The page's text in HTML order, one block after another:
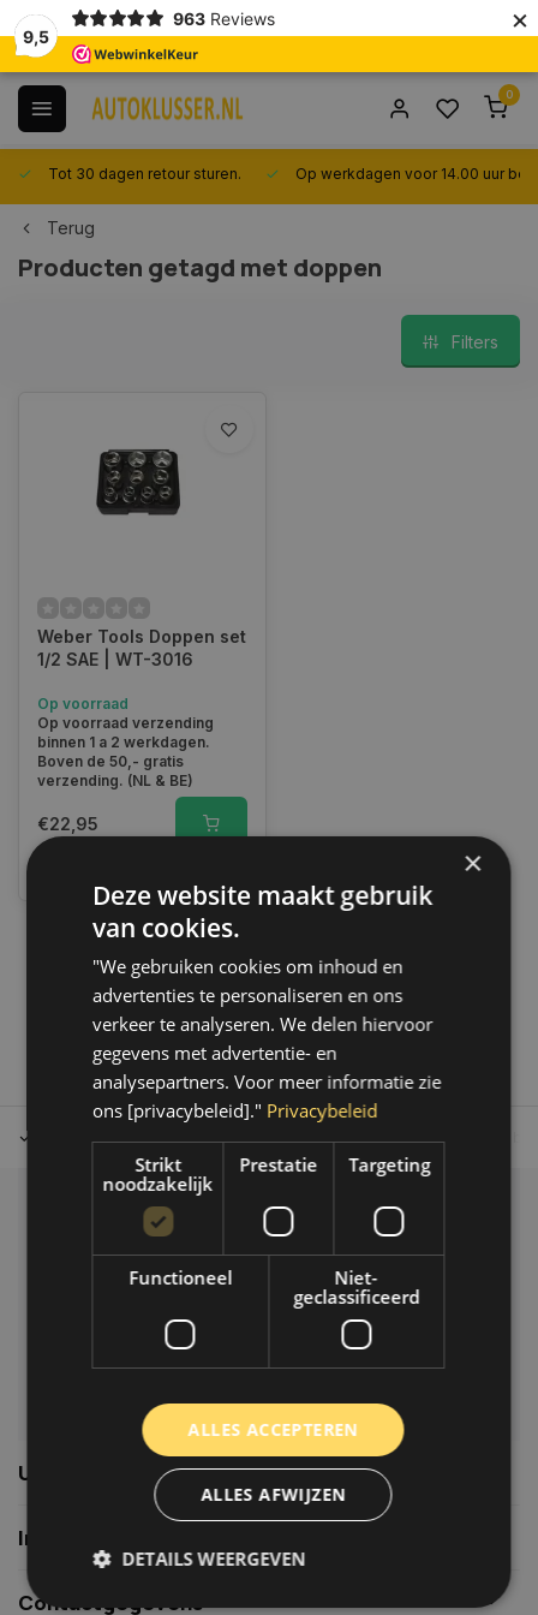
9,5
963 Reviews ×
0
Tot 30 dagen retour sturen. Op werkdagen voor 14.00 uur
Terug
Producten getagd met doppen
Filters
Weber Tools Doppen set
1/2 SAE | WT-3016
Op voorraad
Op voorraad verzending
binnen 1 a 2 werkdagen.
Boven de 50,- gratis
verzending. (NL & BE)
€22,95
1
Tot 30 dagen retour sturen. Op werkdagen voor 14.00 uur
Klantenservice
Veelgestelde vragen
06-39119169
info@autoklusser.nl
Usefull links
Informatie
Contactgegevens
×
Deze website maakt gebruik
van cookies.
"We gebruiken cookies om inhoud en
advertenties te personaliseren en ons
verkeer te analyseren. We delen hiervoor
gegevens met advertentie- en
analysepartners. Voor meer informatie zie
ons [privacybeleid]." Privacybeleid
Strikt
noodzakelijk
Prestatie Targeting
Functioneel
Niet-
geclassificeerd
ALLES ACCEPTEREN
ALLES AFWIJZEN
DETAILS WEERGEVEN